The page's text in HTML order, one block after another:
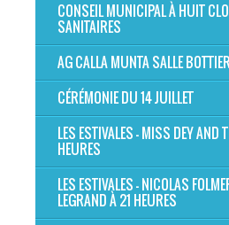
CONSEIL MUNICIPAL À HUIT
SANITAIRES
AG CALLA MUNTA SALLE
CÉRÉMONIE DU 14 JUILLET
LES ESTIVALES - MISS DEY AND
HEURES
LES ESTIVALES - NICOLAS
LEGRAND À 21 HEURES